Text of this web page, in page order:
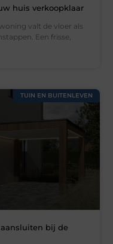
huis verkoopklaar
valt de vloer als
Een frisse,
TUIN EN BUITENLEVEN
bij de